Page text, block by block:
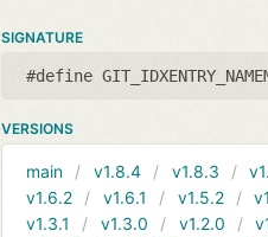
SIGNATURE
#define
VERSIONS
main v1.8.4 v1.8.3
v1.6.2
v1.6.1 v1.5.2
v1.3.1
v1.3.0 v1.2.0